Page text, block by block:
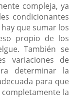
compleja, ya
condicionantes
que sumar los
propio de los
También se
variaciones de
determinar la
para que
la